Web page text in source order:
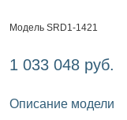
Модель SRD1-1421
1 033 048 руб.
Описание модели